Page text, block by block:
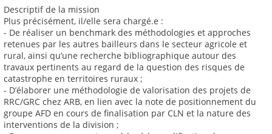
Descriptif de la mission
Plus précisément, il/elle sera chargé.e :
- De réaliser un benchmark des méthodologies et approches
retenues par les autres bailleurs dans le secteur agricole et
rural, ainsi qu’une recherche bibliographique autour des
travaux pertinents au regard de la question des risques de
catastrophe en territoires ruraux ;
- D’élaborer une méthodologie de valorisation des projets de
RRC/GRC chez ARB, en lien avec la note de positionnement du
groupe AFD en cours de finalisation par CLN et la nature des
interventions de la division ;